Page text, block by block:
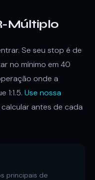
Múltiplo
Se seu stop é de
no mínimo em 40
onde a
1:1.5. Use nossa
antes de cada
principais de